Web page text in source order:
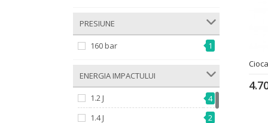
­ PRESIUNE
160 bar 1
­ ENERGIA IMPACTULUI
1.2 J
4
1.4 J
2